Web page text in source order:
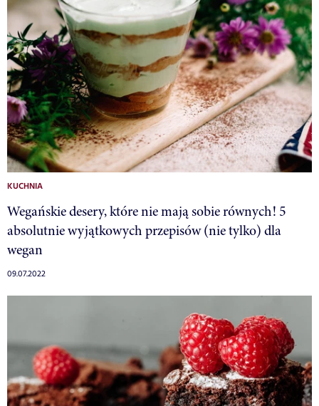
KUCHNIA
Wegańskie desery, które nie mają sobie równych! 5
absolutnie wyjątkowych przepisów (nie tylko) dla
wegan
09.07.2022